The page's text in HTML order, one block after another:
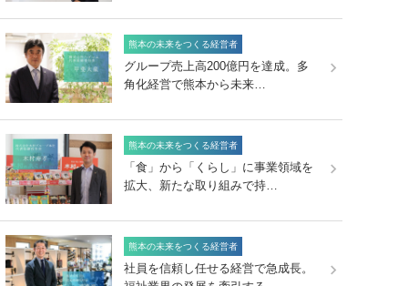
熊本の未来をつくる経営者
グループ売上高200億円を達成。多
角化経営で熊本から未来…
熊本の未来をつくる経営者
「食」から「くらし」に事業領域を
拡大、新たな取り組みで持…
熊本の未来をつくる経営者
社員を信頼し任せる経営で急成長。